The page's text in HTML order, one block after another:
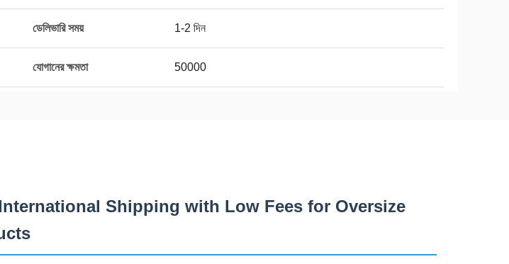
ডেলিভারি সময় 1-2 দিন
যোগানের ক্ষমতা 50000
Shipping with Low Fees for Oversize